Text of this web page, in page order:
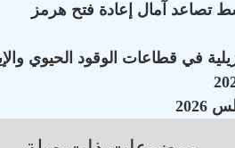
تصاعد آمال إعادة فتح هرمز
في قطاعات الوقود الحيوي